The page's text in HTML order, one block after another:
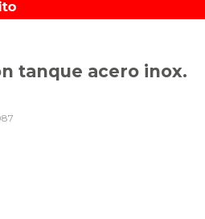
tanque acero inox.